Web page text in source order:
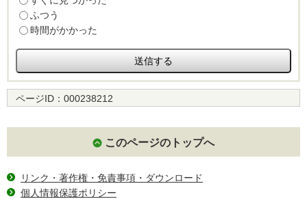
ふつう
時間がかかった
ページID： 000238212
このページのトップへ
リンク・著作権・免責事項・ダウンロード
個人情報保護ポリシー